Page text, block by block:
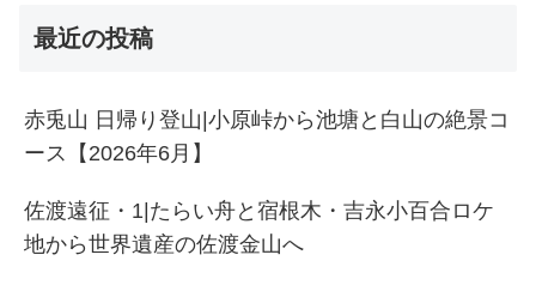
最近の投稿
赤兎山 日帰り登山|小原峠から池塘と白山の絶景コ
ース【2026年6月】
佐渡遠征・1|たらい舟と宿根木・吉永小百合ロケ
地から世界遺産の佐渡金山へ